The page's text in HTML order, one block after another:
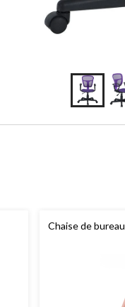
Chaise de bureau